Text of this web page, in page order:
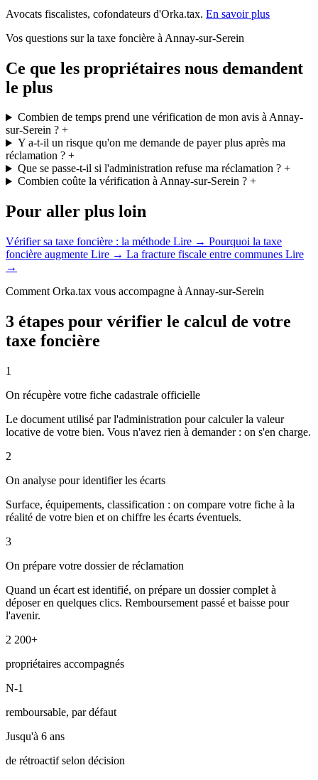
Avocats fiscalistes, cofondateurs d'Orka.tax. En savoir plus
Vos questions sur la taxe foncière à Annay-sur-Serein
Ce que les propriétaires nous demandent
le plus
Combien de temps prend une vérification de mon avis à Annay-
sur-Serein ? +
Y a-t-il un risque qu'on me demande de payer plus après ma
réclamation ? +
Que se passe-t-il si l'administration refuse ma réclamation ?+
Combien coûte la vérification à Annay-sur-Serein ?+
Pour aller plus loin
Vérifier sa taxe foncière : la méthode Lire → Pourquoi la taxe
foncière augmente Lire → La fracture fiscale entre communes Lire
→
Comment Orka.tax vous accompagne à Annay-sur-Serein
3 étapes pour vérifier le calcul de votre
taxe foncière
1
On récupère votre fiche cadastrale officielle
Le document utilisé par l'administration pour calculer la valeur
locative de votre bien. Vous n'avez rien à demander : on s'en charge.
2
On analyse pour identifier les écarts
Surface, équipements, classification : on compare votre fiche à la
réalité de votre bien et on chiffre les écarts éventuels.
3
On prépare votre dossier de réclamation
Quand un écart est identifié, on prépare un dossier complet à
déposer en quelques clics. Remboursement passé et baisse pour
l'avenir.
2 200+
propriétaires accompagnés
N-1
remboursable, par défaut
Jusqu'à 6 ans
de rétroactif selon décision